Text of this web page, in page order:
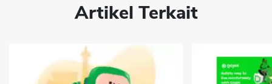
Artikel Terkait